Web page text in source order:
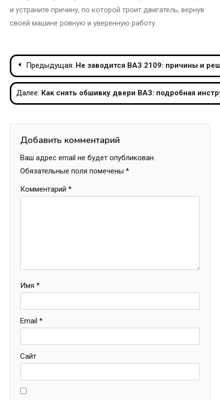
и устраните причину, по которой троит двигатель, вернув
своей машине ровную и уверенную работу.
Навигация
по
записям
Предыдущая: Не заводится ВАЗ 2109: причины и
Далее: Как снять обшивку двери ВАЗ: подробная
Добавить комментарий
Ваш адрес email не будет опубликован.
Обязательные поля помечены *
Комментарий *
Имя *
Email *
Сайт